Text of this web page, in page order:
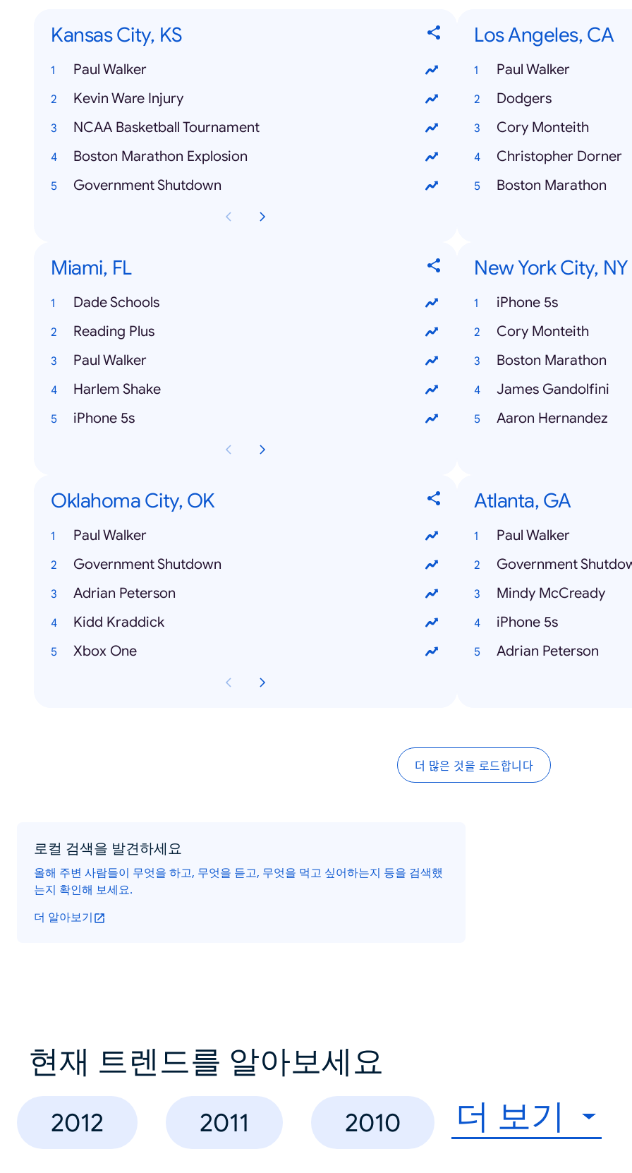
Kansas City, KS
Paul Walker
Kevin Ware Injury
NCAA Basketball Tournament
Boston Marathon Explosion
Government Shutdown
Los Angeles, CA
Paul Walker
Dodgers
Cory Monteith
Christopher Dorner
Boston Marathon
Miami, FL
Dade Schools
Reading Plus
Paul Walker
Harlem Shake
iPhone 5s
New York City, NY
iPhone 5s
Cory Monteith
Boston Marathon
James Gandolfini
Aaron Hernandez
Oklahoma City, OK
Paul Walker
Government Shutdown
Adrian Peterson
Kidd Kraddick
Xbox One
Atlanta, GA
Paul Walker
Government
Mindy McCready
iPhone 5s
Adrian Peterson
더 많은 것을 로드합니다
로컬 검색을 발견하세요
올해 주변 사람들이 무엇을 하고, 무엇을 듣고, 무엇을 먹고 싶어하는지 등을 검색했
는지 확인해 보세요.
더 알아보기
현재 트렌드를 알아보세요
2012 2011 2010 더 보기